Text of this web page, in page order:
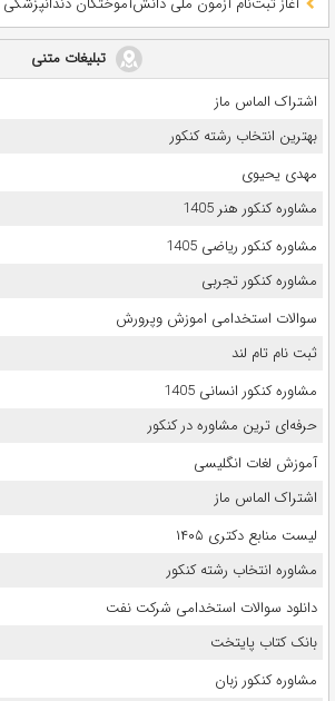
تبلیغات متنی
اشتراک الماس ماز
بهترین انتخاب رشته کنکور
مهدی یحیوی
مشاوره کنکور هنر 1405
مشاوره کنکور ریاضی 1405
مشاوره کنکور تجربی
سوالات استخدامی اموزش وپرورش
ثبت نام تام لند
مشاوره کنکور انسانی 1405
حرفه‌ای ترین مشاوره در کنکور
آموزش لغات انگلیسی
اشتراک الماس ماز
لیست منابع دکتری ۱۴۰۵
مشاوره انتخاب رشته کنکور
دانلود سوالات استخدامی شرکت نفت
بانک کتاب پایتخت
مشاوره کنکور زبان